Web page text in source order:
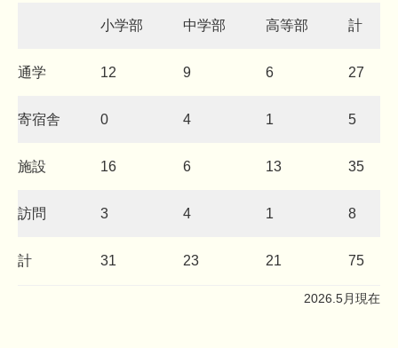
小学部 中学部 高等部 計
通学 12 9 6 27
寄宿舎 0 4 1 5
施設 16 6 13 35
訪問 3 4 1 8
計 31 23 21 75
2026.5月現在